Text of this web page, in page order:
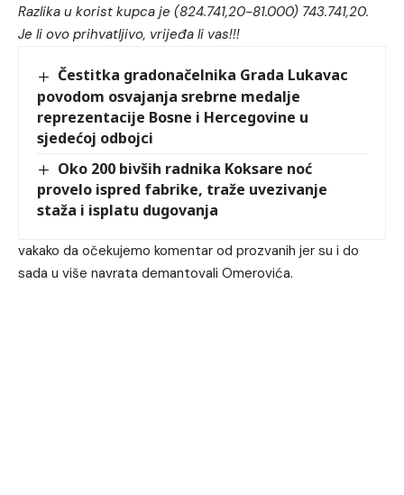
Razlika u korist kupca je (824.741,20-81.000) 743.741,20.
Je li ovo prihvatljivo, vrijeđa li vas!!!
Čestitka gradonačelnika Grada Lukavac
povodom osvajanja srebrne medalje
reprezentacije Bosne i Hercegovine u
sjedećoj odbojci
Oko 200 bivših radnika Koksare noć
provelo ispred fabrike, traže uvezivanje
staža i isplatu dugovanja
vakako da očekujemo komentar od prozvanih jer su i do
sada u više navrata demantovali Omerovića.